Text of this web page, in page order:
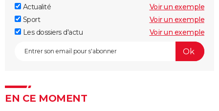
Actualité
Voir un exemple
Sport
Voir un exemple
Les dossiers d'actu
Voir un exemple
EN CE MOMENT